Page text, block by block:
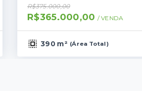
R$375.000,00
R$365.000,00 / VENDA
390 m² (Área Total)